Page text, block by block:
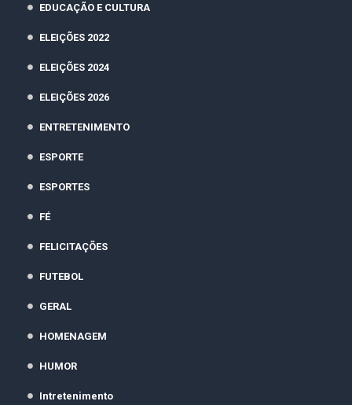
EDUCAÇÃO E CULTURA
ELEIÇÕES 2022
ELEIÇÕES 2024
ELEIÇÕES 2026
ENTRETENIMENTO
ESPORTE
ESPORTES
FÉ
FELICITAÇÕES
FUTEBOL
GERAL
HOMENAGEM
HUMOR
Intretenimento